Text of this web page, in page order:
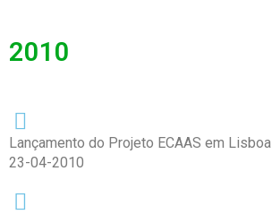
2010
Lançamento do Projeto ECAAS em Lisboa
23-04-2010